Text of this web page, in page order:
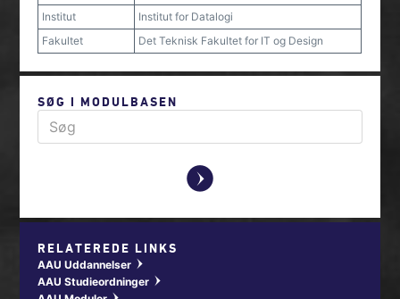
Institut
Institut for Datalogi
Fakultet
Det Teknisk Fakultet for IT og Design
SØG I MODULBASEN
y
RELATEREDE LINKS
AAU Uddannelser w
AAU Studieordninger w